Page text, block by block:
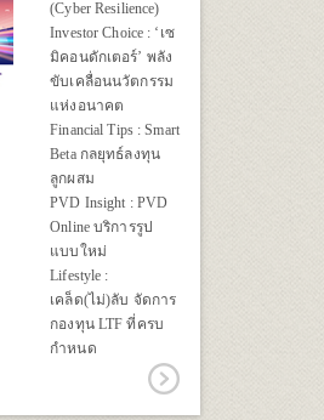
(Cyber Resilience)
Investor Choice : ‘เซ
มิคอนดักเตอร์’ พลัง
ขับเคลื่อนนวัตกรรม
แห่งอนาคต
Financial Tips : Smart
Beta กลยุทธ์ลงทุน
ลูกผสม
PVD Insight : PVD
Online บริการรูป
แบบใหม่
Lifestyle :
เคล็ด(ไม่)ลับ จัดการ
กองทุน LTF ที่ครบ
กำหนด